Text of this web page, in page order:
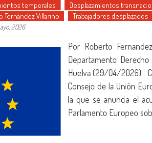
temporales Desplazamientos
Fernández Villarino Trabajadores desplazados
2026
Por Roberto
Departamento
Huelva (29/04/2026)
Consejo de la Unión
la que se anuncia el
Parlamento Europeo